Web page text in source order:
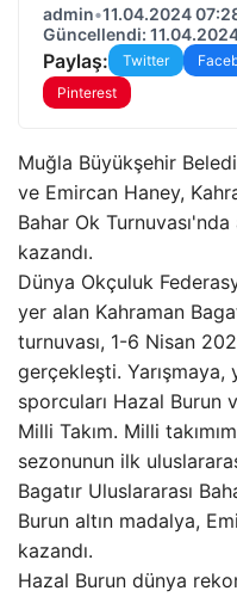
admin•11.04.2024
Güncellendi:
Paylaş: Twitter
Pinterest
Muğla Büyükşehir
ve Emircan Haney,
Bahar Ok
kazandı.
Dünya Okçuluk
yer alan Kahraman
turnuvası, 1-6 Nisan
gerçekleşti. Yarışmaya,
sporcuları Hazal Burun
Milli Takım. Milli
sezonunun ilk
Bagatır Uluslararası
Burun altın madalya,
kazandı.
Hazal Burun dünya